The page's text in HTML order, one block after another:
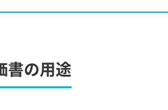
書の用途